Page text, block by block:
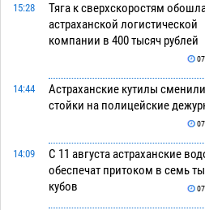
15:28
Тяга к сверхскоростям
астраханской логистической
компании в 400 тысяч рублей
14:44
Астраханские кутилы
стойки на полицейские
14:09
С 11 августа астраханские
обеспечат притоком в семь
кубов